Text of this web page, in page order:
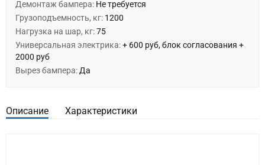
Демонтаж бампера: Не требуется
Грузоподъемность, кг: 1200
Нагрузка на шар, кг:75
Универсальная электрика:+ 600 руб, блок согласования +
2000 руб
Вырез бампера: Да
Описание Характеристики